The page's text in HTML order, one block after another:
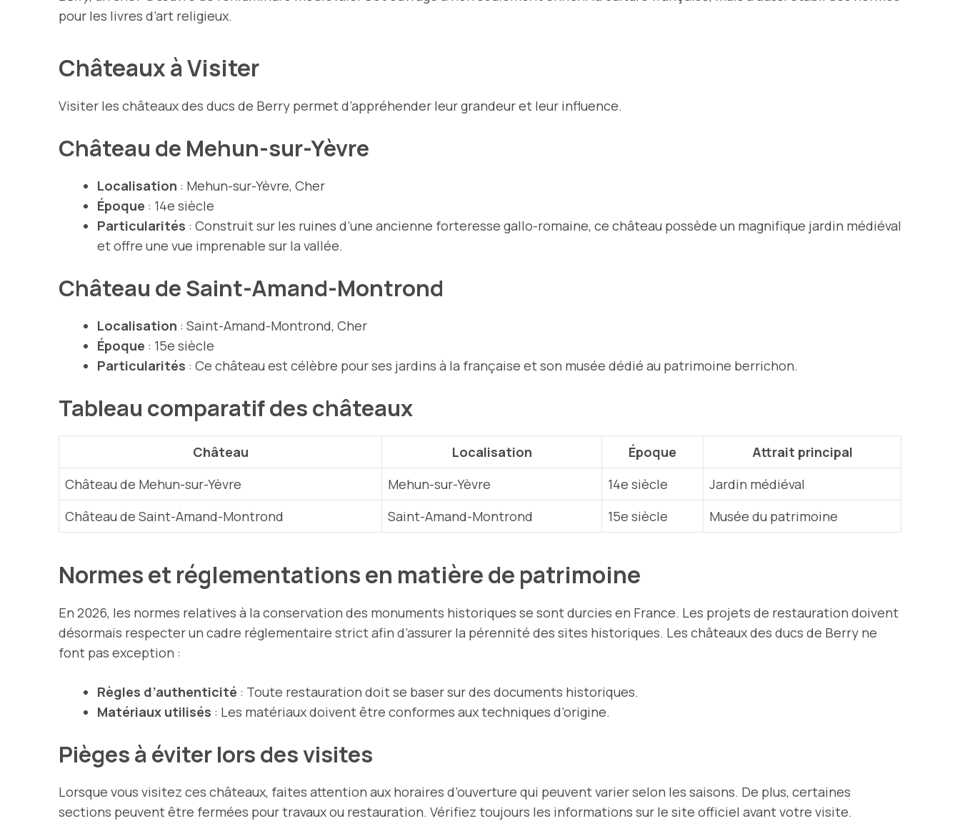
pour les livres d’art religieux.
Châteaux à Visiter
Visiter les châteaux des ducs de Berry permet d’appréhender leur grandeur et leur influence.
Château de Mehun-sur-Yèvre
Localisation : Mehun-sur-Yèvre, Cher
Époque : 14e siècle
Particularités : Construit sur les ruines d’une ancienne forteresse gallo-romaine, ce château possède un magnifique jardin médiéval
et offre une vue imprenable sur la vallée.
Château de Saint-Amand-Montrond
Localisation : Saint-Amand-Montrond, Cher
Époque : 15e siècle
Particularités : Ce château est célèbre pour ses jardins à la française et son musée dédié au patrimoine berrichon.
Tableau comparatif des châteaux
Château Localisation Époque
Attrait principal
Château de Mehun-sur-Yèvre
Mehun-sur-Yèvre 14e siècle
Jardin médiéval
Château de Saint-Amand-Montrond
Saint-Amand-Montrond 15e siècle Musée du patrimoine
Normes et réglementations en matière de patrimoine
En 2026, les normes relatives à la conservation des monuments historiques se sont durcies en France. Les projets de restauration doivent
désormais respecter un cadre réglementaire strict afin d’assurer la pérennité des sites historiques. Les châteaux des ducs de Berry ne
font pas exception :
Règles d’authenticité : Toute restauration doit se baser sur des documents historiques.
Matériaux utilisés : Les matériaux doivent être conformes aux techniques d’origine.
Pièges à éviter lors des visites
Lorsque vous visitez ces châteaux, faites attention aux horaires d’ouverture qui peuvent varier selon les saisons. De plus, certaines
sections peuvent être fermées pour travaux ou restauration. Vérifiez toujours les informations sur le site officiel avant votre visite.